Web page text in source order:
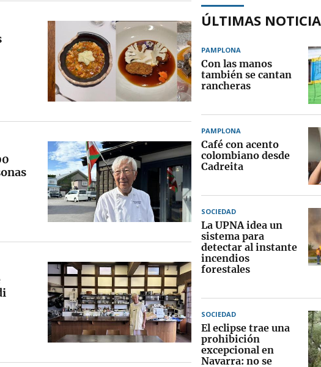
ÚLTIMAS
PAMPLONA
Con las manos
también se cantan
rancheras
PAMPLONA
Café con acento
colombiano desde
Cadreita
SOCIEDAD
La UPNA idea un
sistema para
detectar al instante
incendios
forestales
SOCIEDAD
El eclipse trae una
prohibición
excepcional en
Navarra: no se